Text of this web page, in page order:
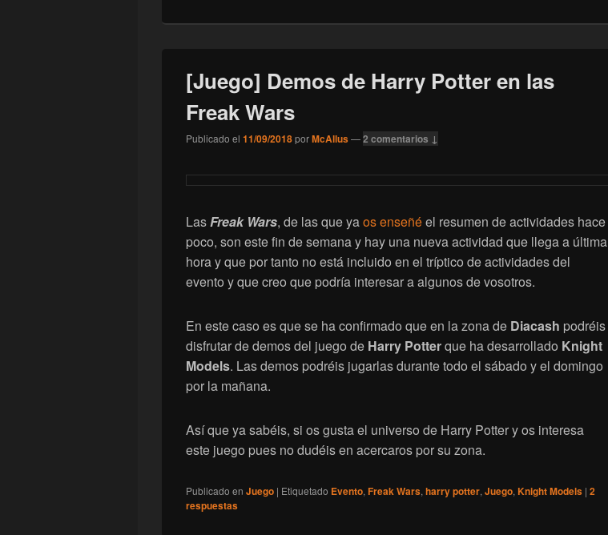
[Juego] Demos de Harry Potter en las
Freak Wars
Publicado el 11/09/2018porMcAllus—2 comentarios ↓
LasFreak Wars, de las que yaos enseñéel resumen de actividades hace
poco, son este fin de semana y hay una nueva actividad que llega a última
hora y que por tanto no está incluido en el tríptico de actividades del
evento y que creo que podría interesar a algunos de vosotros.
En este caso es que se ha confirmado que en la zona de Diacash podréis
disfrutar de demos del juego de Harry Potterque ha desarrollado Knight
Models. Las demos podréis jugarlas durante todo el sábado y el domingo
por la mañana.
Así que ya sabéis, si os gusta el universo de Harry Potter y os interesa
este juego pues no dudéis en acercaros por su zona.
Publicado en Juego | Etiquetado Evento, Freak Wars, harry potter, Juego, Knight Models | 2
respuestas